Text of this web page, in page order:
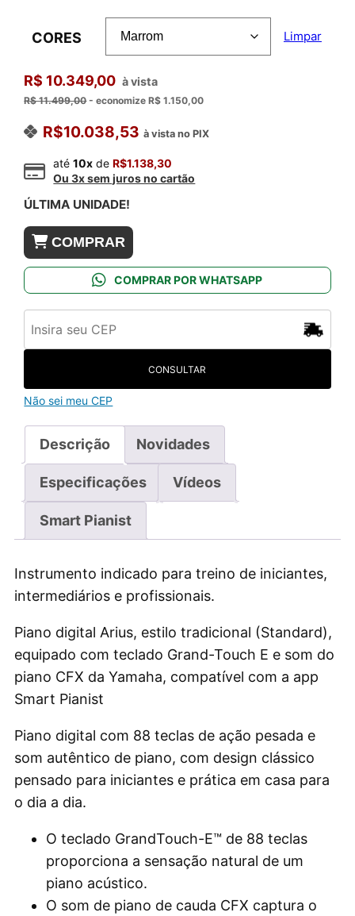
CORES Limpar
R$ 10.349,00 à vista
R$ 11.499,00- economize R$ 1.150,00
R$10.038,53 à vista no PIX
até10x deR$1.138,30
Ou 3x sem juros no cartão
ÚLTIMA UNIDADE!
COMPRAR
COMPRAR POR WHATSAPP
CONSULTAR
Não sei meu CEP
Descrição Novidades
Especificações Vídeos
Smart Pianist
Instrumento indicado para treino de iniciantes,
intermediários e profissionais.
Piano digital Arius, estilo tradicional (Standard),
equipado com teclado Grand-Touch E e som do
piano CFX da Yamaha, compatível com a app
Smart Pianist
Piano digital com 88 teclas de ação pesada e
som autêntico de piano, com design clássico
pensado para iniciantes e prática em casa para
o dia a dia.
O teclado GrandTouch-E™ de 88 teclas
proporciona a sensação natural de um
piano acústico.
O som de piano de cauda CFX captura o